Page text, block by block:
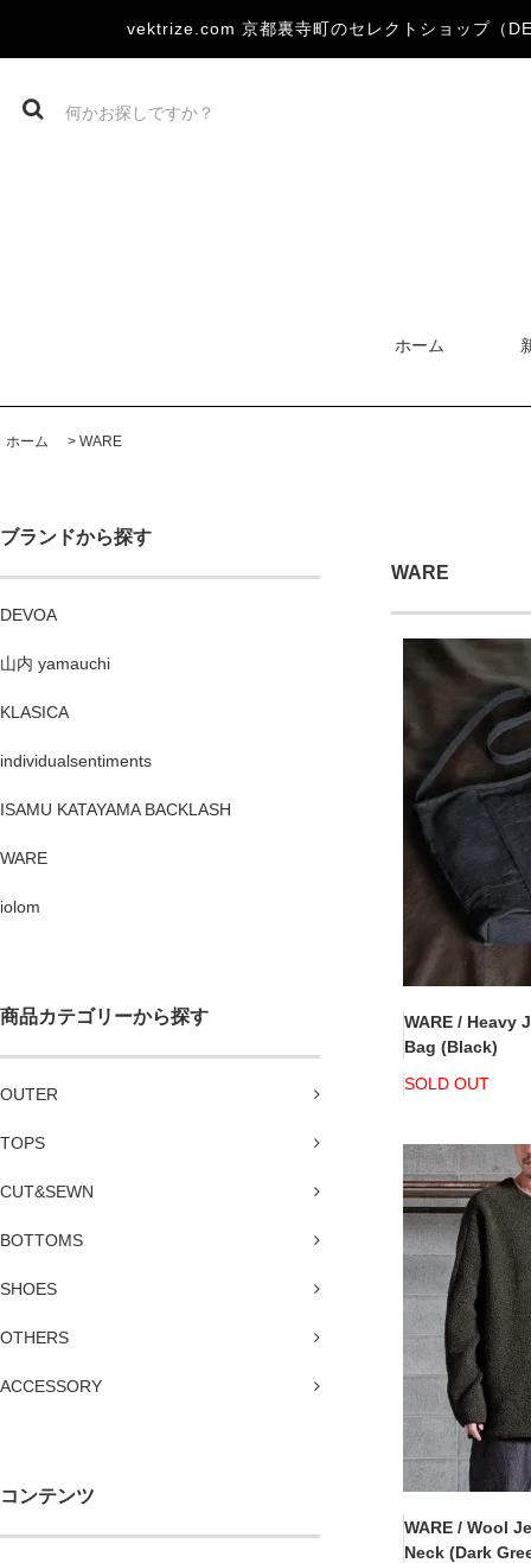
vektrize.com 京都裏寺町のセレクトショップ（
ホーム
ホーム > WARE
ブランドから探す
DEVOA
山内 yamauchi
KLASICA
individualsentiments
ISAMU KATAYAMA BACKLASH
WARE
iolom
商品カテゴリーから探す
OUTER
TOPS
CUT&SEWN
BOTTOMS
SHOES
OTHERS
ACCESSORY
コンテンツ
WARE
WARE / Heavy
Bag (Black)
SOLD OUT
WARE / Wool
Neck (Dark